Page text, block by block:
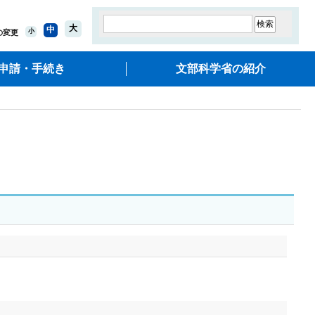
変更 小 中 大
請・手続き 文部科学省の紹介